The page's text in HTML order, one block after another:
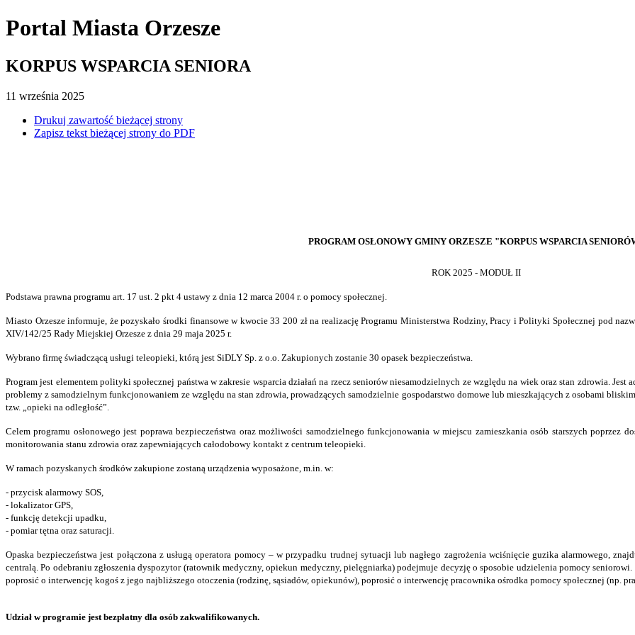
Portal Miasta Orzesze
KORPUS WSPARCIA SENIORA
11 września 2025
Drukuj zawartość bieżącej strony
Zapisz tekst bieżącej strony do PDF
PROGRAM OSŁONOWY GMINY ORZESZE "KORPUS WSPARCIA
ROK 2025 - MODUŁ II
Podstawa prawna programu art. 17 ust. 2 pkt 4 ustawy z dnia 12 marca 2004 r. o pomocy społecznej.
Miasto Orzesze informuje, że pozyskało środki finansowe w kwocie 33 200 zł na realizację Programu Ministerstwa Rodziny, Pracy i Polityki Społecznej pod
XIV/142/25 Rady Miejskiej Orzesze z dnia 29 maja 2025 r.
Wybrano firmę świadczącą usługi teleopieki, którą jest SiDLY Sp. z o.o. Zakupionych zostanie 30 opasek bezpieczeństwa.
Program jest elementem polityki społecznej państwa w zakresie wsparcia działań na rzecz seniorów niesamodzielnych ze względu na wiek oraz stan zdrowia.
problemy z samodzielnym funkcjonowaniem ze względu na stan zdrowia, prowadzących samodzielnie gospodarstwo domowe lub mieszkających z osobami
tzw. „opieki na odległość”.
Celem programu osłonowego jest poprawa bezpieczeństwa oraz możliwości samodzielnego funkcjonowania w miejscu zamieszkania osób starszych poprzez
monitorowania stanu zdrowia oraz zapewniających całodobowy kontakt z centrum teleopieki.
W ramach pozyskanych środków zakupione zostaną urządzenia wyposażone, m.in. w:
- przycisk alarmowy SOS,
- lokalizator GPS,
- funkcję detekcji upadku,
- pomiar tętna oraz saturacji.
Opaska bezpieczeństwa jest połączona z usługą operatora pomocy – w przypadku trudnej sytuacji lub nagłego zagrożenia wciśnięcie guzika alarmowego,
centralą. Po odebraniu zgłoszenia dyspozytor (ratownik medyczny, opiekun medyczny, pielęgniarka) podejmuje decyzję o sposobie udzielenia pomocy
poprosić o interwencję kogoś z jego najbliższego otoczenia (rodzinę, sąsiadów, opiekunów), poprosić o interwencję pracownika ośrodka pomocy społecznej (np.
Udział w programie jest bezpłatny dla osób zakwalifikowanych.